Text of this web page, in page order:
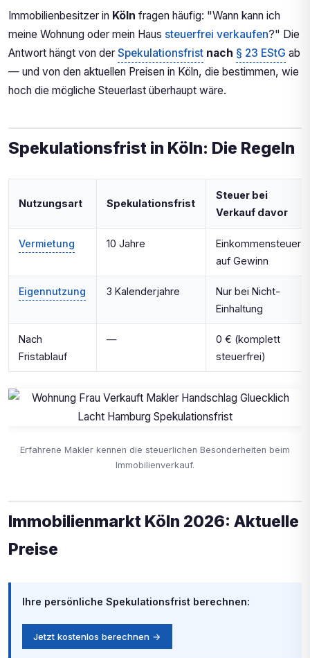
Immobilienbesitzer in Köln fragen häufig: "Wann kann ich
meine Wohnung oder mein Haus steuerfrei verkaufen?" Die
Antwort hängt von der Spekulationsfrist nach § 23 EStG ab
— und von den aktuellen Preisen in Köln, die bestimmen, wie
hoch die mögliche Steuerlast überhaupt wäre.
Spekulationsfrist in Köln: Die Regeln
Nutzungsart Spekulationsfrist
Steuer bei
Verkauf davor
Vermietung 10 Jahre
Einkommensteuer
auf Gewinn
Eigennutzung 3 Kalenderjahre
Nur bei Nicht-
Einhaltung
Nach
Fristablauf
—
0 € (komplett
steuerfrei)
Erfahrene Makler kennen die steuerlichen Besonderheiten beim
Immobilienverkauf.
Immobilienmarkt Köln 2026: Aktuelle
Preise
Ihre persönliche Spekulationsfrist berechnen:
Jetzt kostenlos berechnen →